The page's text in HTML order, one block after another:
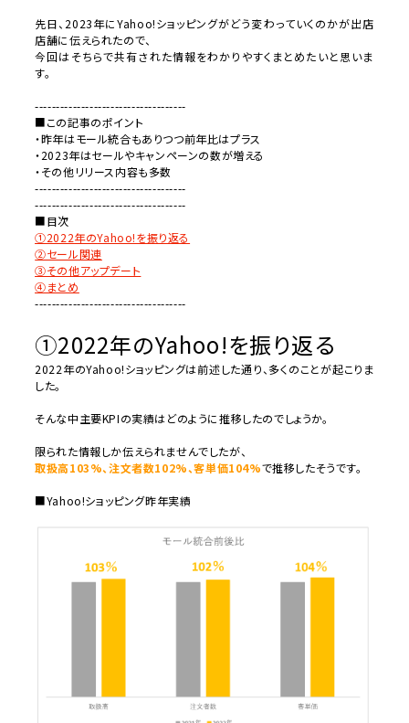
先日、 2023年にYahoo!ショッピングがどう変わっていくのかが出店
店舗に伝えられたので、
今回はそちらで共有された情報をわかりやすくまとめたいと思いま
す。
------------------------------------
■この記事のポイント
・昨年はモール統合もありつつ前年比はプラス
・2023年はセールやキャンペーンの数が増える
・その他リリース内容も多数
------------------------------------
------------------------------------
■目次
①2022年のYahoo!を振り返る
②セール関連
③その他アップデート
④まとめ
------------------------------------
①2022年のYahoo!を振り返る
2022年のYahoo!ショッピングは前述した通り、多くのことが起こりま
した。
そんな中主要KPIの実績はどのように推移したのでしょうか。
限られた情報しか伝えられませんでしたが、
取扱高103%、注文者数102%、客単価104%で推移したそうです。
■Yahoo!ショッピング昨年実績